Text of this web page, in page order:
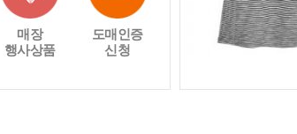
매장
행사상품
도매인증
신청